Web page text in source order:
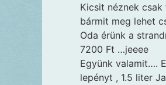
Kicsit néznek
bármit meg lehet
Oda érünk a
7200 Ft …jeeee
Együnk valamit….
lepényt , 1.5 liter